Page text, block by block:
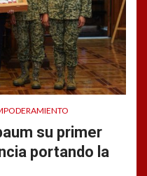
su primer
portando la